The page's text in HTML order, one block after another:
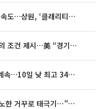
미국, 가상자산 포괄 규제 속도…상원, ‘클래리티법’ 9월 절차투표 추진
이란, 미국에 호르무즈 합의 조건 제시…美 “경기 아직 안 끝나” [종합]
[내일 날씨] 전국 무더위 계속…10일 낮 최고 34도 육박
서경덕 교수, 김희철도 분노한 거꾸로 태극기⋯"엉터리는 아냐, 아쉬울 뿐"